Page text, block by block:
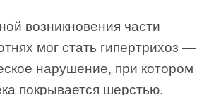
возникновения части
мог стать гипертрихоз —
нарушение, при котором
покрывается шерстью.